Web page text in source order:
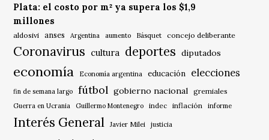
Plata: el costo por m² ya supera los $1,9
millones
aldosivi anses Argentina aumento Básquet concejo deliberante
Coronavirus cultura deportes diputados
economía Economía argentina educación elecciones
fin de semana largo fútbol gobierno nacional gremiales
Guerra en Ucrania Guillermo Montenegro indec inflación informe
Interés General Javier Milei justicia